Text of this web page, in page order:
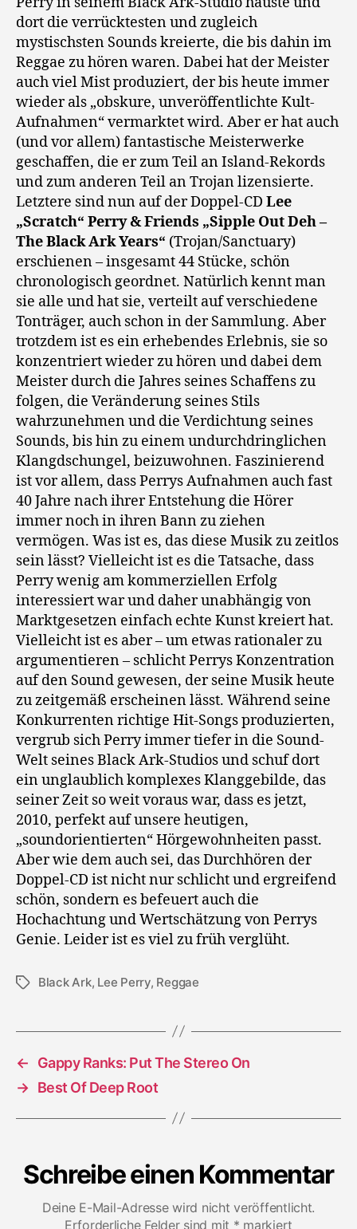
dort die verrücktesten und zugleich
mystischsten Sounds kreierte, die bis dahin im
Reggae zu hören waren. Dabei hat der Meister
auch viel Mist produziert, der bis heute immer
wieder als „obskure, unveröffentlichte Kult-
Aufnahmen“ vermarktet wird. Aber er hat auch
(und vor allem) fantastische Meisterwerke
geschaffen, die er zum Teil an Island-Rekords
und zum anderen Teil an Trojan lizensierte.
Letztere sind nun auf der Doppel-CD Lee
„Scratch“ Perry & Friends „Sipple Out Deh –
The Black Ark Years“ (Trojan/Sanctuary)
erschienen – insgesamt 44 Stücke, schön
chronologisch geordnet. Natürlich kennt man
sie alle und hat sie, verteilt auf verschiedene
Tonträger, auch schon in der Sammlung. Aber
trotzdem ist es ein erhebendes Erlebnis, sie so
konzentriert wieder zu hören und dabei dem
Meister durch die Jahres seines Schaffens zu
folgen, die Veränderung seines Stils
wahrzunehmen und die Verdichtung seines
Sounds, bis hin zu einem undurchdringlichen
Klangdschungel, beizuwohnen. Faszinierend
ist vor allem, dass Perrys Aufnahmen auch fast
40 Jahre nach ihrer Entstehung die Hörer
immer noch in ihren Bann zu ziehen
vermögen. Was ist es, das diese Musik zu zeitlos
sein lässt? Vielleicht ist es die Tatsache, dass
Perry wenig am kommerziellen Erfolg
interessiert war und daher unabhängig von
Marktgesetzen einfach echte Kunst kreiert hat.
Vielleicht ist es aber – um etwas rationaler zu
argumentieren – schlicht Perrys Konzentration
auf den Sound gewesen, der seine Musik heute
zu zeitgemäß erscheinen lässt. Während seine
Konkurrenten richtige Hit-Songs produzierten,
vergrub sich Perry immer tiefer in die Sound-
Welt seines Black Ark-Studios und schuf dort
ein unglaublich komplexes Klanggebilde, das
seiner Zeit so weit voraus war, dass es jetzt,
2010, perfekt auf unsere heutigen,
„soundorientierten“ Hörgewohnheiten passt.
Aber wie dem auch sei, das Durchhören der
Doppel-CD ist nicht nur schlicht und ergreifend
schön, sondern es befeuert auch die
Hochachtung und Wertschätzung von Perrys
Genie. Leider ist es viel zu früh verglüht.
Schlagwörter
Black Ark, Lee Perry, Reggae
←
Gappy Ranks: Put The Stereo On
→ Best Of Deep Root
Schreibe einen Kommentar
Deine E-Mail-Adresse wird nicht veröffentlicht.
Erforderliche Felder sind mit * markiert